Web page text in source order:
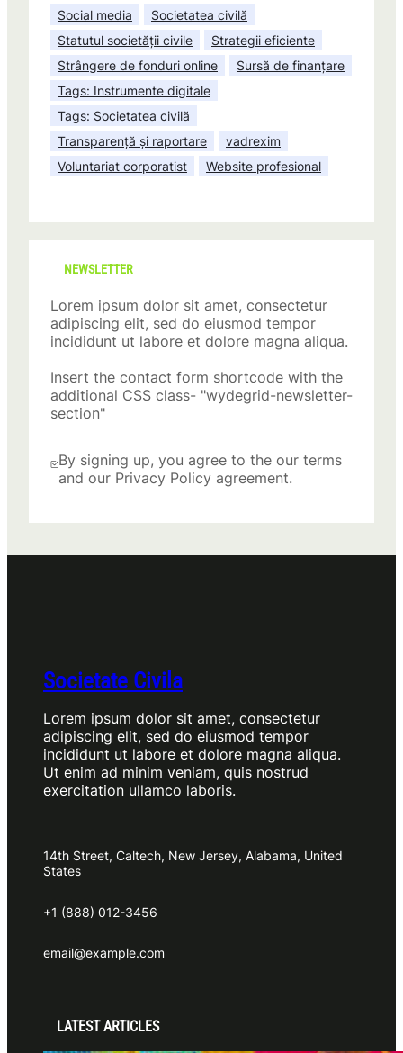
Social media
Societatea civilă
Statutul societății civile
Strategii eficiente
Strângere de fonduri online
Sursă de finanțare
Tags: Instrumente digitale
Tags: Societatea civilă
Transparență și raportare
vadrexim
Voluntariat corporatist
Website profesional
NEWSLETTER
Lorem ipsum dolor sit amet, consectetur
adipiscing elit, sed do eiusmod tempor
incididunt ut labore et dolore magna aliqua.
Insert the contact form shortcode with the
additional CSS class- "wydegrid-newsletter-
section"
By signing up, you agree to the our terms
and our Privacy Policy agreement.
Societate Civila
Lorem ipsum dolor sit amet, consectetur
adipiscing elit, sed do eiusmod tempor
incididunt ut labore et dolore magna aliqua.
Ut enim ad minim veniam, quis nostrud
exercitation ullamco laboris.
14th Street, Caltech, New Jersey, Alabama, United
States
+1 (888) 012-3456
email@example.com
LATEST ARTICLES